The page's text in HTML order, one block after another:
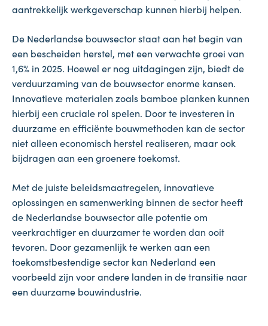
aantrekkelijk werkgeverschap kunnen hierbij helpen.
De Nederlandse bouwsector staat aan het begin van
een bescheiden herstel, met een verwachte groei van
1,6% in 2025. Hoewel er nog uitdagingen zijn, biedt de
verduurzaming van de bouwsector enorme kansen.
Innovatieve materialen zoals bamboe planken kunnen
hierbij een cruciale rol spelen. Door te investeren in
duurzame en efficiënte bouwmethoden kan de sector
niet alleen economisch herstel realiseren, maar ook
bijdragen aan een groenere toekomst.
Met de juiste beleidsmaatregelen, innovatieve
oplossingen en samenwerking binnen de sector heeft
de Nederlandse bouwsector alle potentie om
veerkrachtiger en duurzamer te worden dan ooit
tevoren. Door gezamenlijk te werken aan een
toekomstbestendige sector kan Nederland een
voorbeeld zijn voor andere landen in de transitie naar
een duurzame bouwindustrie.